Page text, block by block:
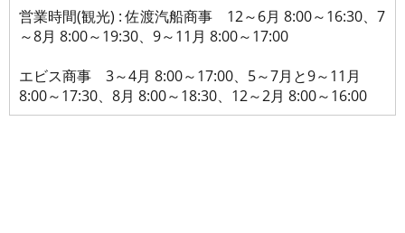
営業時間(観光) : 佐渡汽船商事 12～6月 8:00～16:30、7
～8月 8:00～19:30、9～11月 8:00～17:00
エビス商事 3～4月 8:00～17:00、5～7月と9～11月
8:00～17:30、8月 8:00～18:30、12～2月 8:00～16:00